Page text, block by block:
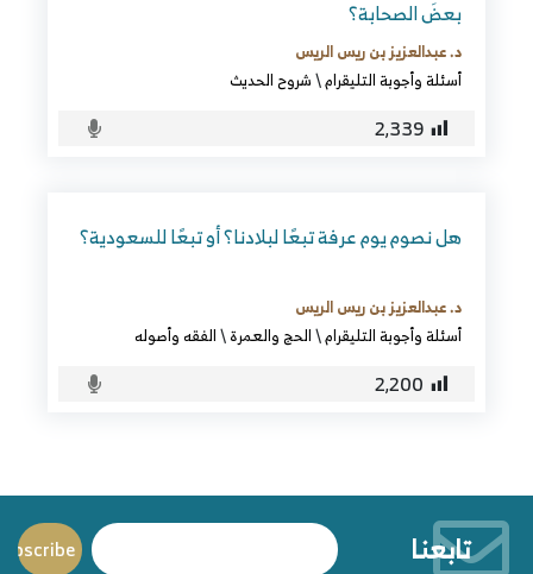
بعضَ الصحابة؟
د. عبدالعزيز بن ريس الريس
أسئلة وأجوبة التليقرام\شروح الحديث
2٬339
هل نصوم يوم عرفة تبعًا لبلادنا؟ أو تبعًا للسعودية؟
د. عبدالعزيز بن ريس الريس
أسئلة وأجوبة التليقرام\الحج والعمرة\الفقه وأصوله
2٬200
تابعنا